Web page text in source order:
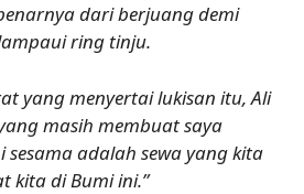
dari berjuang demi
ring tinju.
yang menyertai lukisan itu, Ali
masih membuat saya
sesama adalah sewa yang kita
kita di Bumi ini.”